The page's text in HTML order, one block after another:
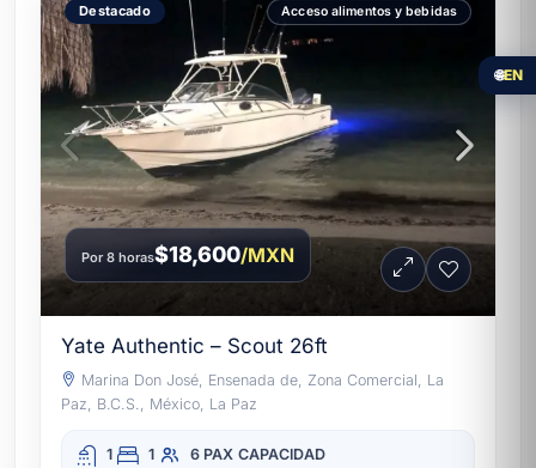
Destacado Acceso alimentos y bebidas
Por 8 horas$18,600/MXN
Yate Authentic – Scout 26ft
Marina Don José, Ensenada de, Zona Comercial, La
Paz, B.C.S., México, La Paz
1 1 6 PAX CAPACIDAD
🌐EN